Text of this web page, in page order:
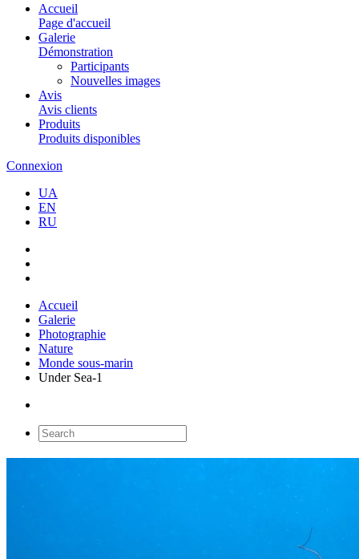
Accueil
Page d'accueil
Galerie
Démonstration
Participants
Nouvelles images
Avis
Avis clients
Produits
Produits disponibles
Connexion
UA
EN
RU
Accueil
Galerie
Photographie
Nature
Monde sous-marin
Under Sea-1